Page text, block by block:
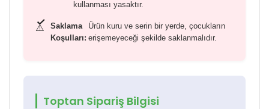
kullanması yasaktır.
⚠️
Saklama
Koşulları:
Ürün kuru ve serin bir yerde, çocukların
erişemeyeceği şekilde saklanmalıdır.
Toptan Sipariş Bilgisi